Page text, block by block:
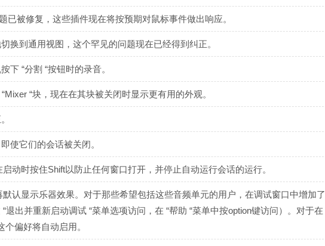
被修复，这些插件现在将按预期对鼠标事件做出响应。
换到通用视图，这个罕见的问题现在已经得到纠正。
下 “分割 “按钮时的录音。
“块，现在在其块被关闭时显示更有用的外观。
使它们的会话被关闭。
动时按住Shift以防止任何窗口打开，并停止自动运行会话的运行。
认显示乐器效果。对于那些希望包括这些音频单元的用户，在调试窗口中增加了
退出并重新启动调试 “菜单选项访问，在 “帮助 “菜单中按option键访问）。对于在
偏好将自动启用。